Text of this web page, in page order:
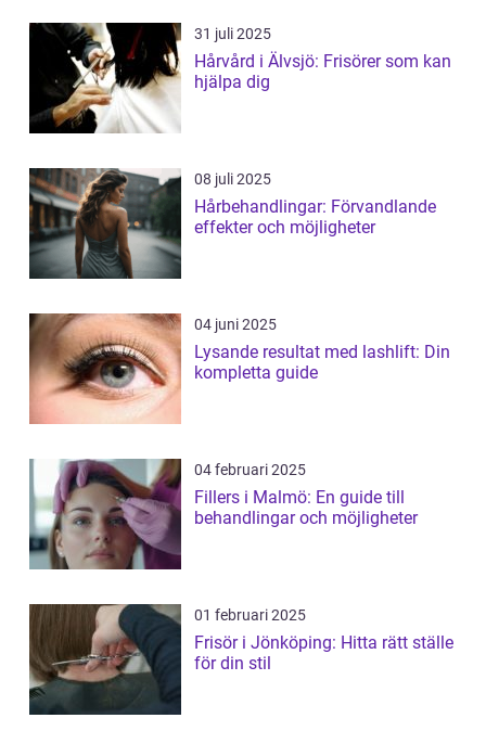
31 juli 2025
Hårvård i Älvsjö: Frisörer som kan
hjälpa dig
08 juli 2025
Hårbehandlingar: Förvandlande
effekter och möjligheter
04 juni 2025
Lysande resultat med lashlift: Din
kompletta guide
04 februari 2025
Fillers i Malmö: En guide till
behandlingar och möjligheter
01 februari 2025
Frisör i Jönköping: Hitta rätt ställe
för din stil